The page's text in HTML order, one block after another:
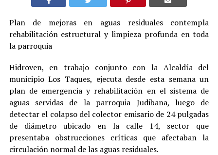
Plan de mejoras en aguas residuales contempla
rehabilitación estructural y limpieza profunda en toda
la parroquia
Hidroven, en trabajo conjunto con la Alcaldía del
municipio Los Taques, ejecuta desde esta semana un
plan de emergencia y rehabilitación en el sistema de
aguas servidas de la parroquia Judibana, luego de
detectar el colapso del colector emisario de 24 pulgadas
de diámetro ubicado en la calle 14, sector que
presentaba obstrucciones críticas que afectaban la
circulación normal de las aguas residuales.